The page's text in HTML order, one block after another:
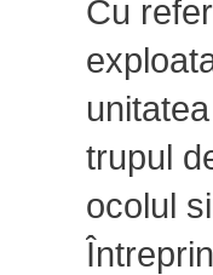
Cu
trupul
ocolul